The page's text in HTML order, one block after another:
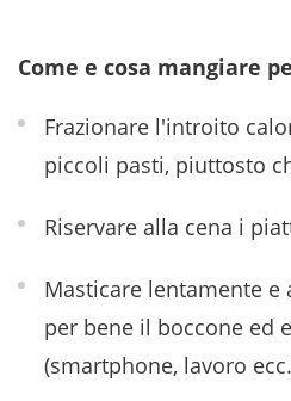
Come e cosa mangiare
Frazionare l'introito
piccoli pasti, piuttosto
Riservare alla cena i
Masticare lentamente e
per bene il boccone ed
(smartphone, lavoro